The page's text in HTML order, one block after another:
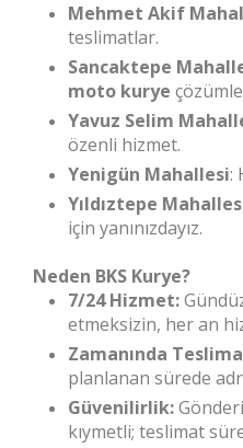
Mehmet Akif
teslimatlar.
Sancaktepe
moto kurye
Yavuz Selim
özenli hizmet.
Yenigün Mahallesi:
Yıldıztepe
için yanınızdayız.
Neden BKS Kurye?
7/24 Hizmet:
etmeksizin, her an
Zamanında
planlanan sürede
Güvenilirlik:
kıymetli; teslimat